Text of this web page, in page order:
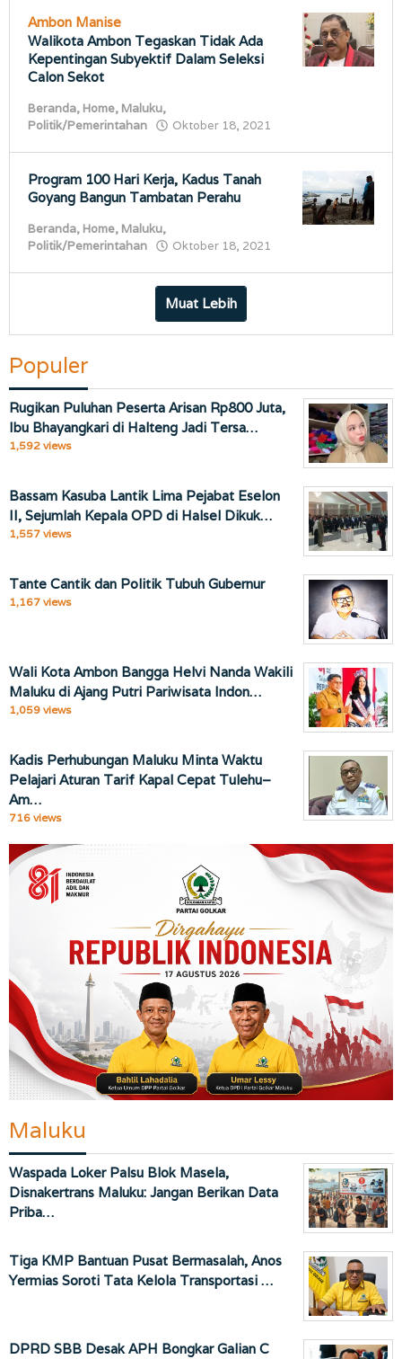
Ambon Manise
Walikota Ambon Tegaskan Tidak Ada
Kepentingan Subyektif Dalam Seleksi
Calon Sekot
Beranda, Home, Maluku,
Politik/Pemerintahan
Oktober 18, 2021
Program 100 Hari Kerja, Kadus Tanah
Goyang Bangun Tambatan Perahu
Beranda, Home, Maluku,
Politik/Pemerintahan
Oktober 18, 2021
Muat Lebih
Populer
Rugikan Puluhan Peserta Arisan Rp800 Juta,
Ibu Bhayangkari di Halteng Jadi Tersa…
1,592 views
Bassam Kasuba Lantik Lima Pejabat Eselon
II, Sejumlah Kepala OPD di Halsel Dikuk…
1,557 views
Tante Cantik dan Politik Tubuh Gubernur
1,167 views
Wali Kota Ambon Bangga Helvi Nanda Wakili
Maluku di Ajang Putri Pariwisata Indon…
1,059 views
Kadis Perhubungan Maluku Minta Waktu
Pelajari Aturan Tarif Kapal Cepat Tulehu–
Am…
716 views
Maluku
Waspada Loker Palsu Blok Masela,
Disnakertrans Maluku: Jangan Berikan Data
Priba…
Tiga KMP Bantuan Pusat Bermasalah, Anos
Yermias Soroti Tata Kelola Transportasi …
DPRD SBB Desak APH Bongkar Galian C